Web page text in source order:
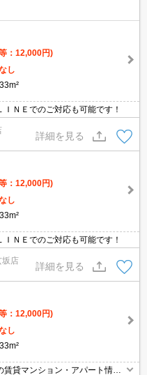
：12,000円)
し
ＮＥでのご対応も可能です！
詳細を見る
：12,000円)
し
ＮＥでのご対応も可能です！
坂店
詳細を見る
：12,000円)
し
貸マンション・アパート情報